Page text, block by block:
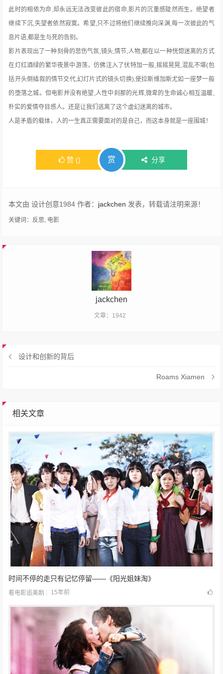
此时的相依为命,却永远无法改变彼此的宿命,影片的沉重感陡然而生。绝望者
继续下沉,失望者依然寂寞。希望,只不过将他们继续推向深渊,每一次彼此的气
息片语,都是生与死的告别。
影片表现出了一种刻骨的悲伤气氛,镜头,情节,人物,都在以一种恍惚迷离的方式
在灯红酒绿的繁华夜景中游荡，仿佛注入了伏特加一般,摇摇晃晃,混乱不堪(包
括开头倒插叙的情节交代,幻灯片式的镜头切换),使拉斯维加斯尤如一座梦一般
的堕落之城。但电影并没有绝望,人性中刹那的光辉,微卑的生命诚心相互温暖,
朴实的爱情夺目感人。还是让我们逃离了这个虚幻迷离的城市。
人是矛盾的载体，人的一生真正需要面对的是自己，而这本身就是一座围城！
赞 () 赏 分享
本文由 设计创意1984 作者： jackchen 发表，转载请注明来源！
关键词： 反思, 电影
jackchen
文章：1942
设计和创新的背后
Roams Xiamen
相关文章
时间不停的走只有记忆停留——《阳光姐妹淘》
看电影追美剧 15年前